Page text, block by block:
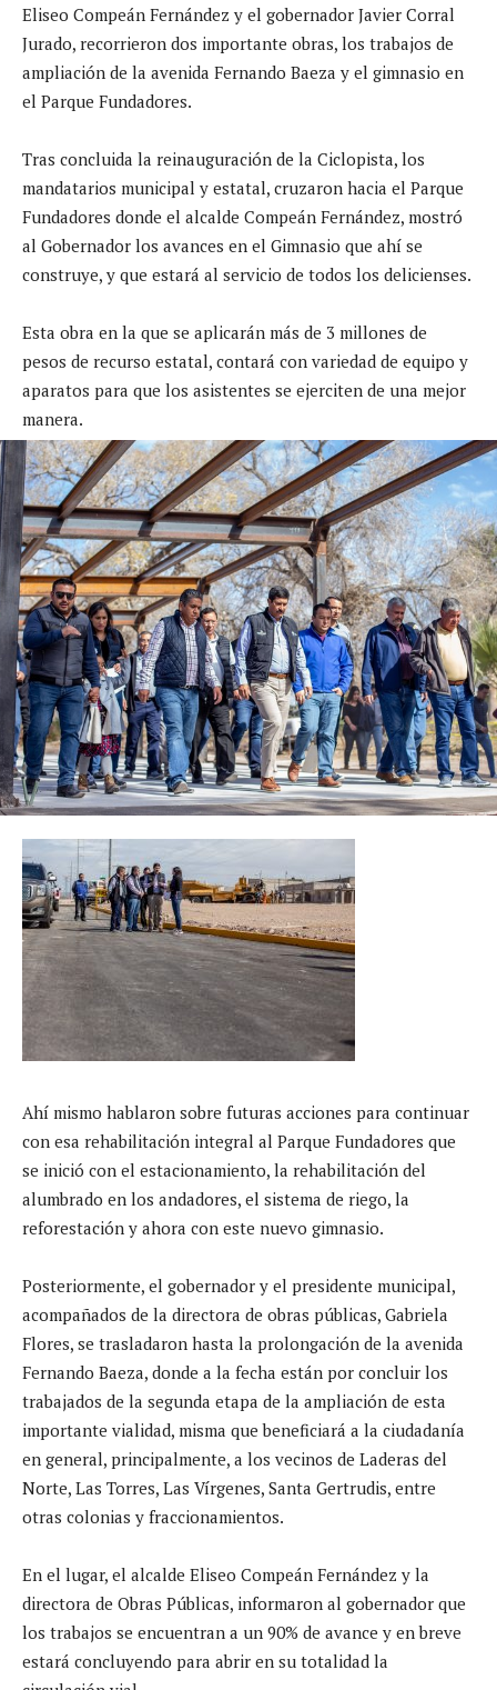
Eliseo Compeán Fernández y el gobernador Javier Corral
Jurado, recorrieron dos importante obras, los trabajos de
ampliación de la avenida Fernando Baeza y el gimnasio en
el Parque Fundadores.
Tras concluida la reinauguración de la Ciclopista, los
mandatarios municipal y estatal, cruzaron hacia el Parque
Fundadores donde el alcalde Compeán Fernández, mostró
al Gobernador los avances en el Gimnasio que ahí se
construye, y que estará al servicio de todos los delicienses.
Esta obra en la que se aplicarán más de 3 millones de
pesos de recurso estatal, contará con variedad de equipo y
aparatos para que los asistentes se ejerciten de una mejor
manera.
Ahí mismo hablaron sobre futuras acciones para continuar
con esa rehabilitación integral al Parque Fundadores que
se inició con el estacionamiento, la rehabilitación del
alumbrado en los andadores, el sistema de riego, la
reforestación y ahora con este nuevo gimnasio.
Posteriormente, el gobernador y el presidente municipal,
acompañados de la directora de obras públicas, Gabriela
Flores, se trasladaron hasta la prolongación de la avenida
Fernando Baeza, donde a la fecha están por concluir los
trabajados de la segunda etapa de la ampliación de esta
importante vialidad, misma que beneficiará a la ciudadanía
en general, principalmente, a los vecinos de Laderas del
Norte, Las Torres, Las Vírgenes, Santa Gertrudis, entre
otras colonias y fraccionamientos.
En el lugar, el alcalde Eliseo Compeán Fernández y la
directora de Obras Públicas, informaron al gobernador que
los trabajos se encuentran a un 90% de avance y en breve
estará concluyendo para abrir en su totalidad la